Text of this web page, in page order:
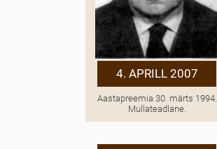
4. APRILL 2007
Aastapreemia 30. märts 1994.
Mullateadlane.